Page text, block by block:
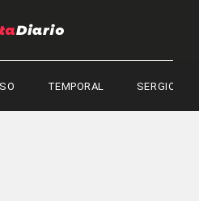
TEMPORAL SERGIO BERNI